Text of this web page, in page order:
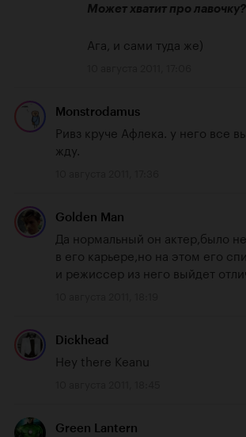
Может хватит про
Ага, и сами туда же)
Monstrodamus
Ривз круче Афлека. у него все
жду.
Golden Man
Да нормальный он актер,было
в его карьере,но на этом его
и режиссер из него выйдет
Dickhead
Hey there Keanu
Green Lantern